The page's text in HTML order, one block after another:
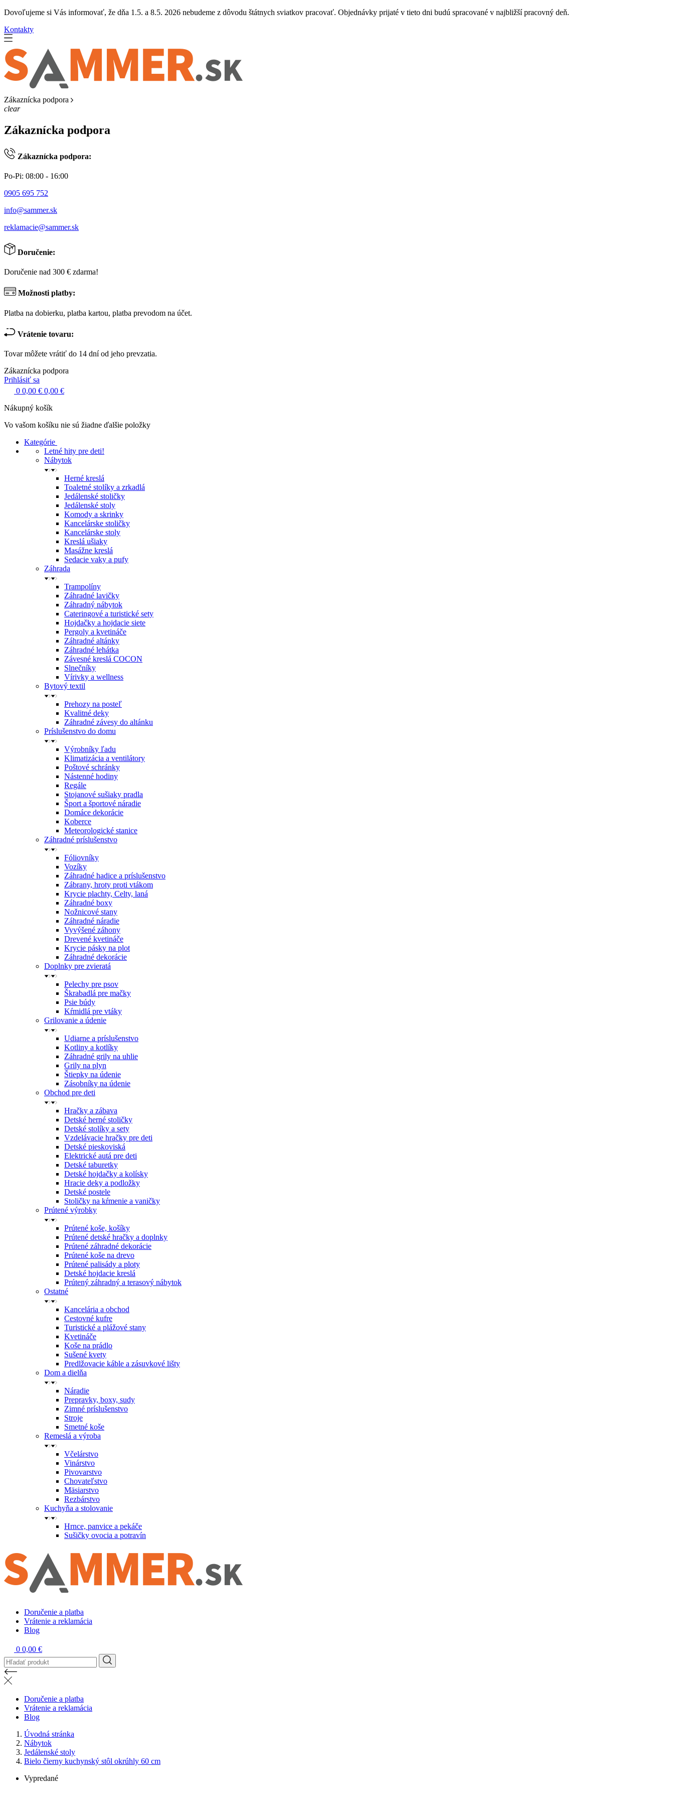
Dovoľujeme si Vás informovať, že dňa 1.5. a 8.5. 2026 nebudeme z dôvodu štátnych sviatkov pracovať. Objednávky prijaté v tieto dni budú spracované v najbližší pracovný deň.
Kontakty
Zákaznícka podpora
clear
Zákaznícka podpora
Zákaznícka podpora:
Po-Pi: 08:00 - 16:00
0905 695 752
info@sammer.sk
reklamacie@sammer.sk
Doručenie:
Doručenie nad 300 € zdarma!
Možnosti platby:
Platba na dobierku, platba kartou, platba prevodom na účet.
Vrátenie tovaru:
Tovar môžete vrátiť do 14 dní od jeho prevzatia.
Zákaznícka podpora
Prihlásiť sa
0 0,00 € 0,00 €
Nákupný košík
Vo vašom košíku nie sú žiadne ďalšie položky
Kategórie
Letné hity pre deti!
Nábytok
Herné kreslá
Toaletné stolíky a zrkadlá
Jedálenské stoličky
Jedálenské stoly
Komody a skrinky
Kancelárske stoličky
Kancelárske stoly
Kreslá ušiaky
Masážne kreslá
Sedacie vaky a pufy
Záhrada
Trampolíny
Záhradné lavičky
Záhradný nábytok
Cateringové a turistické sety
Hojdačky a hojdacie siete
Pergoly a kvetináče
Záhradné altánky
Záhradné lehátka
Závesné kreslá COCON
Slnečníky
Vírivky a wellness
Bytový textil
Prehozy na posteľ
Kvalitné deky
Záhradné závesy do altánku
Príslušenstvo do domu
Výrobníky ľadu
Klimatizácia a ventilátory
Poštové schránky
Nástenné hodiny
Regále
Stojanové sušiaky pradla
Šport a športové náradie
Domáce dekorácie
Koberce
Meteorologické stanice
Záhradné príslušenstvo
Fóliovníky
Vozíky
Záhradné hadice a príslušenstvo
Zábrany, hroty proti vtákom
Krycie plachty, Celty, laná
Záhradné boxy
Nožnicové stany
Záhradné náradie
Vyvýšené záhony
Drevené kvetináče
Krycie pásky na plot
Záhradné dekorácie
Doplnky pre zvieratá
Pelechy pre psov
Škrabadlá pre mačky
Psie búdy
Kŕmidlá pre vtáky
Grilovanie a údenie
Udiarne a príslušenstvo
Kotliny a kotlíky
Záhradné grily na uhlie
Grily na plyn
Štiepky na údenie
Zásobníky na údenie
Obchod pre deti
Hračky a zábava
Detské herné stoličky
Detské stolíky a sety
Vzdelávacie hračky pre deti
Detské pieskoviská
Elektrické autá pre deti
Detské taburetky
Detské hojdačky a kolísky
Hracie deky a podložky
Detské postele
Stoličky na kŕmenie a vaničky
Prútené výrobky
Prútené koše, košíky
Prútené detské hračky a doplnky
Prútené záhradné dekorácie
Prútené koše na drevo
Prútené palisády a ploty
Detské hojdacie kreslá
Prútený záhradný a terasový nábytok
Ostatné
Kancelária a obchod
Cestovné kufre
Turistické a plážové stany
Kvetináče
Koše na prádlo
Sušené kvety
Predlžovacie káble a zásuvkové lišty
Dom a dielňa
Náradie
Prepravky, boxy, sudy
Zimné príslušenstvo
Stroje
Smetné koše
Remeslá a výroba
Včelárstvo
Vinárstvo
Pivovarstvo
Chovateľstvo
Mäsiarstvo
Rezbárstvo
Kuchyňa a stolovanie
Hrnce, panvice a pekáče
Sušičky ovocia a potravín
Doručenie a platba
Vrátenie a reklamácia
Blog
0 0,00 €
Doručenie a platba
Vrátenie a reklamácia
Blog
Úvodná stránka
Nábytok
Jedálenské stoly
Bielo čierny kuchynský stôl okrúhly 60 cm
Vypredané